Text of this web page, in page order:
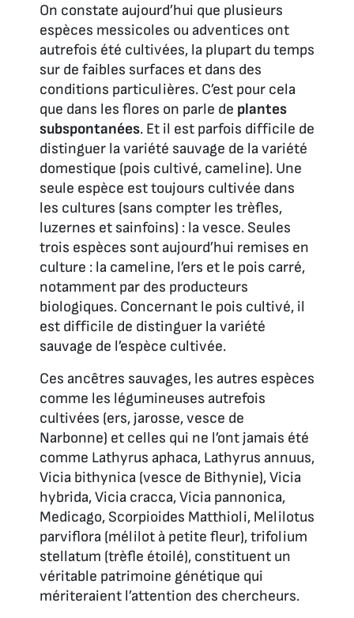
On constate aujourd’hui que plusieurs
espèces messicoles ou adventices ont
autrefois été cultivées, la plupart du temps
sur de faibles surfaces et dans des
conditions particulières. C’est pour cela
que dans les flores on parle de plantes
subspontanées. Et il est parfois difficile de
distinguer la variété sauvage de la variété
domestique (pois cultivé, cameline). Une
seule espèce est toujours cultivée dans
les cultures (sans compter les trèfles,
luzernes et sainfoins) : la vesce. Seules
trois espèces sont aujourd’hui remises en
culture : la cameline, l’ers et le pois carré,
notamment par des producteurs
biologiques. Concernant le pois cultivé, il
est difficile de distinguer la variété
sauvage de l’espèce cultivée.
Ces ancêtres sauvages, les autres espèces
comme les légumineuses autrefois
cultivées (ers, jarosse, vesce de
Narbonne) et celles qui ne l’ont jamais été
comme Lathyrus aphaca, Lathyrus annuus,
Vicia bithynica (vesce de Bithynie),Vicia
hybrida, Vicia cracca, Vicia pannonica,
Medicago, Scorpioides Matthioli, Melilotus
parviflora (mélilot à petite fleur), trifolium
stellatum (trèfle étoilé), constituent un
véritable patrimoine génétique qui
mériteraient l’attention des chercheurs.